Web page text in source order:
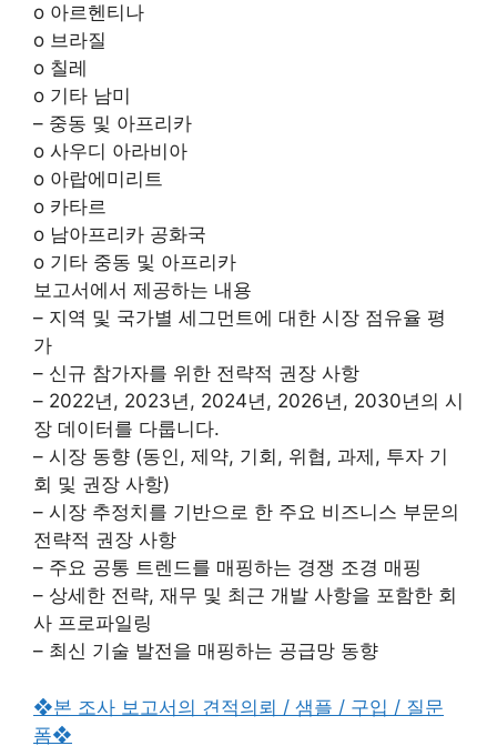
o 아르헨티나
o 브라질
o 칠레
o 기타 남미
– 중동 및 아프리카
o 사우디 아라비아
o 아랍에미리트
o 카타르
o 남아프리카 공화국
o 기타 중동 및 아프리카
보고서에서 제공하는 내용
– 지역 및 국가별 세그먼트에 대한 시장 점유율 평
가
– 신규 참가자를 위한 전략적 권장 사항
– 2022년, 2023년, 2024년, 2026년, 2030년의 시
장 데이터를 다룹니다.
– 시장 동향 (동인, 제약, 기회, 위협, 과제, 투자 기
회 및 권장 사항)
– 시장 추정치를 기반으로 한 주요 비즈니스 부문의
전략적 권장 사항
– 주요 공통 트렌드를 매핑하는 경쟁 조경 매핑
– 상세한 전략, 재무 및 최근 개발 사항을 포함한 회
사 프로파일링
– 최신 기술 발전을 매핑하는 공급망 동향
❖본 조사 보고서의 견적의뢰 / 샘플 / 구입 / 질문
폼❖